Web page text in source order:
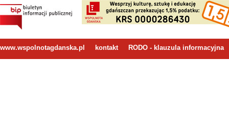
www.wspolnotagdanska.pl kontakt RODO - klauzula informacyjna